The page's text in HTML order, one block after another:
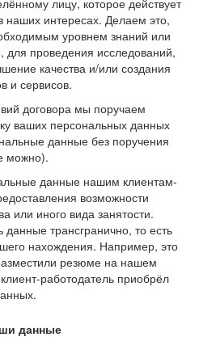
лицу, которое действует
наших интересах. Делаем это,
уровнем знаний или
проведения исследований,
качества и/или создания
и сервисов.
договора мы поручаем
ваших персональных данных
данные без поручения
можно).
данные нашим клиентам-
возможности
или иного вида занятости.
трансгранично, то есть
нахождения. Например, это
резюме на нашем
работодатель приобрёл
данные